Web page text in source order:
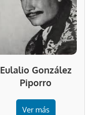
Eulalio González
Piporro
Ver más